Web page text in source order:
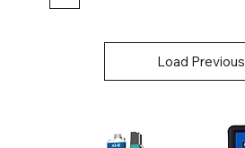
Load Previous